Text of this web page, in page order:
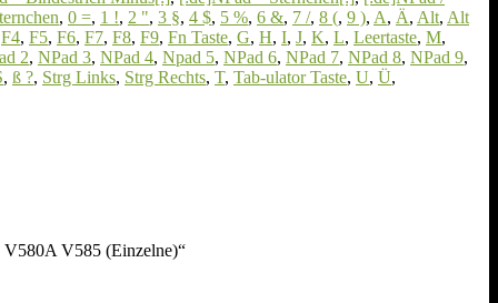
, 0 =, 1 !, 2 ", 3 §, 4 $, 5 %, 6 &, 7 /, 8 (, 9 ), A, Ä, Alt, Alt
F4, F5, F6, F7, F8, F9, Fn Taste, G, H, I, J, K, L, Leertaste, M,
2, NPad 3, NPad 4, Npad 5, NPad 6, NPad 7, NPad 8, NPad 9,
, ß ?, Strg Links, Strg Rechts, T, Tab-ulator Taste, U, Ü,
V580A V585 (Einzelne)“